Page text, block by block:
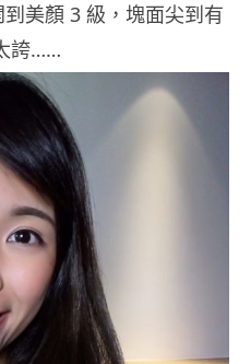
美顏 3 級，塊面尖到有
誇……